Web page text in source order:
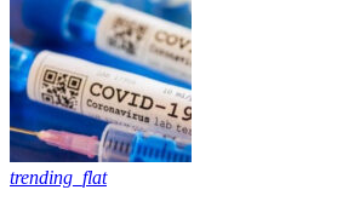
trending_flat